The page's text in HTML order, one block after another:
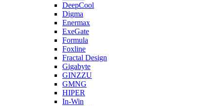
DeepCool
Digma
Enermax
ExeGate
Formula
Foxline
Fractal Design
Gigabyte
GINZZU
GMNG
HIPER
In-Win